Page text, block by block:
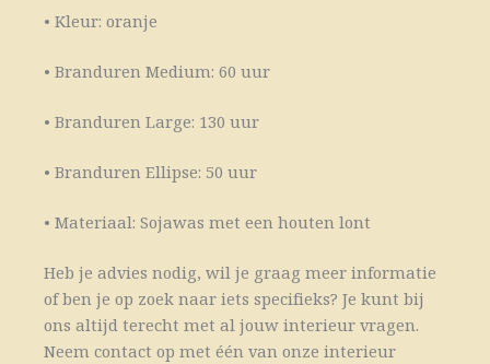
• Kleur: oranje
• Branduren Medium: 60 uur
• Branduren Large: 130 uur
• Branduren Ellipse: 50 uur
• Materiaal: Sojawas met een houten lont
Heb je advies nodig, wil je graag meer informatie
of ben je op zoek naar iets specifieks? Je kunt bij
ons altijd terecht met al jouw interieur vragen.
Neem contact op met één van onze interieur